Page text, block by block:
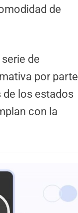
de
de
por parte
de los estados
con la